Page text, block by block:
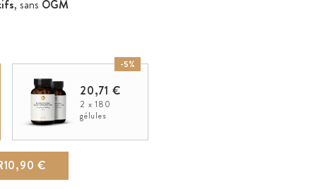
, sans OGM
-5%
20,71 €
2 x 180
gélules
10,90 €